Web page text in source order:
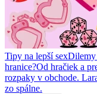
Tipy na lepší sexDilemy
hranice?Od hračiek a
rozpaky v obchode.
zo spálne.